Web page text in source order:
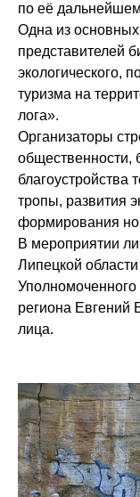
по её
Одна из
представителей
экологического,
туризма на
лога».
Организаторы
общественности,
благоустройства
тропы, развития
формирования
В мероприятии
Липецкой
региона Евгений
лица.